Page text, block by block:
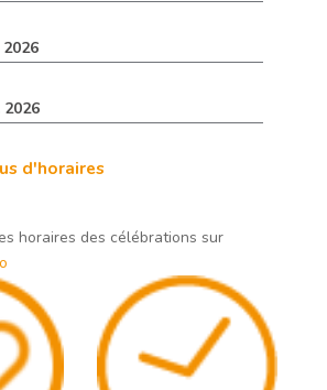
2026
d'horaires
horaires des célébrations sur